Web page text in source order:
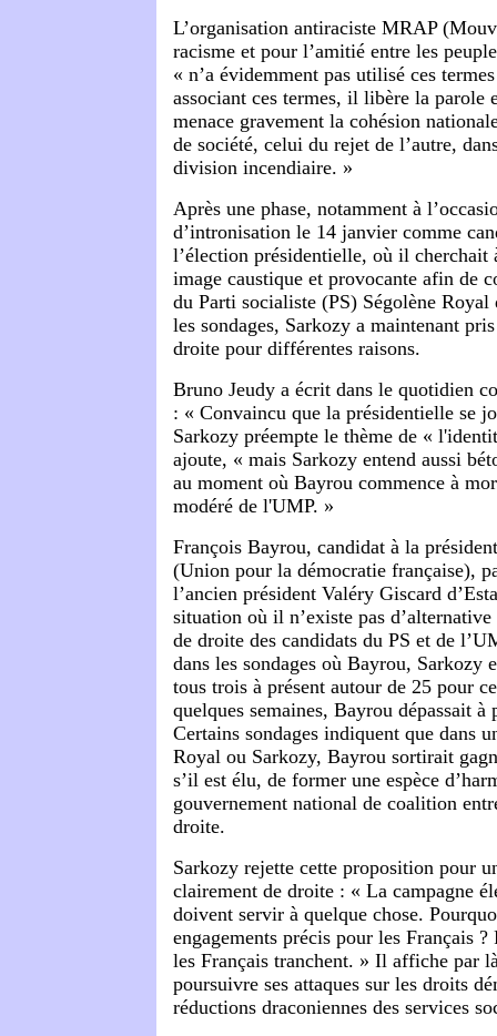
L’organisation antiraciste MRAP
racisme et pour l’amitié entre les
« n’a évidemment pas utilisé ces
associant ces termes, il libère la parole
menace gravement la cohésion
de société, celui du rejet de l’autre,
division incendiaire. »
Après une phase, notamment à
d’intronisation le 14 janvier comme
l’élection présidentielle, où il cherchait
image caustique et provocante afin de
du Parti socialiste (PS) Ségolène
les sondages, Sarkozy a maintenant
droite pour différentes raisons.
Bruno Jeudy a écrit dans le quotidien
: « Convaincu que la présidentielle se
Sarkozy préempte le thème de «
ajoute, « mais Sarkozy entend aussi
au mo­ment où Bayrou commence à
modéré de l'UMP. »
François Bayrou, candidat à la
(Union pour la démocratie française),
l’ancien président Valéry Giscard
situation où il n’existe pas
de droite des candidats du PS et de
dans les sondages où Bayrou, Sarkozy
tous trois à présent autour de 25 pour
quelques semaines, Bayrou dépassait à
Certains sondages indiquent que dans
Royal ou Sarkozy, Bayrou sortirait
s’il est élu, de former une espèce
gouvernement national de coalition
droite.
Sarkozy rejette cette proposition pour
clairement de droite : « La campagne
doivent servir à quelque chose.
engagements précis pour les Français
les Français tranchent. » Il affiche par
poursuivre ses attaques sur les droits
réductions draconiennes des services